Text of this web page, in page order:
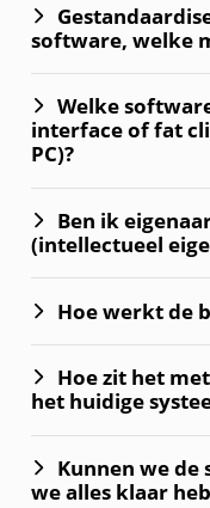
software, welke
Welke
interface of fat
PC)?
Ben ik
(intellectueel
Hoe werkt de
Hoe zit het
het huidige
Kunnen we
we alles klaar